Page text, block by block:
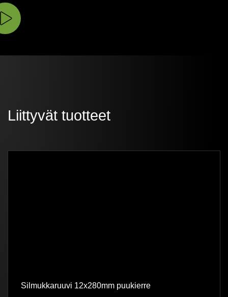
Liittyvät tuotteet
Silmukkaruuvi 12x280mm puukierre